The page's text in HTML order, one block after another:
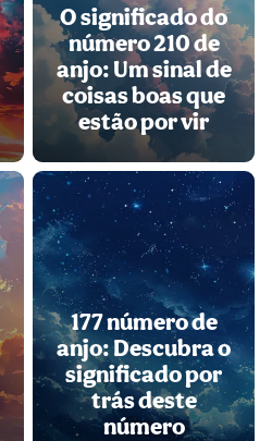
O significado do
número 210 de
anjo: Um sinal de
coisas boas que
estão por vir
177 número de
anjo: Descubra o
significado por
trás deste
número